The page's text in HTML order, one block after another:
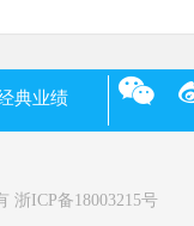
典业绩
浙ICP备18003215号